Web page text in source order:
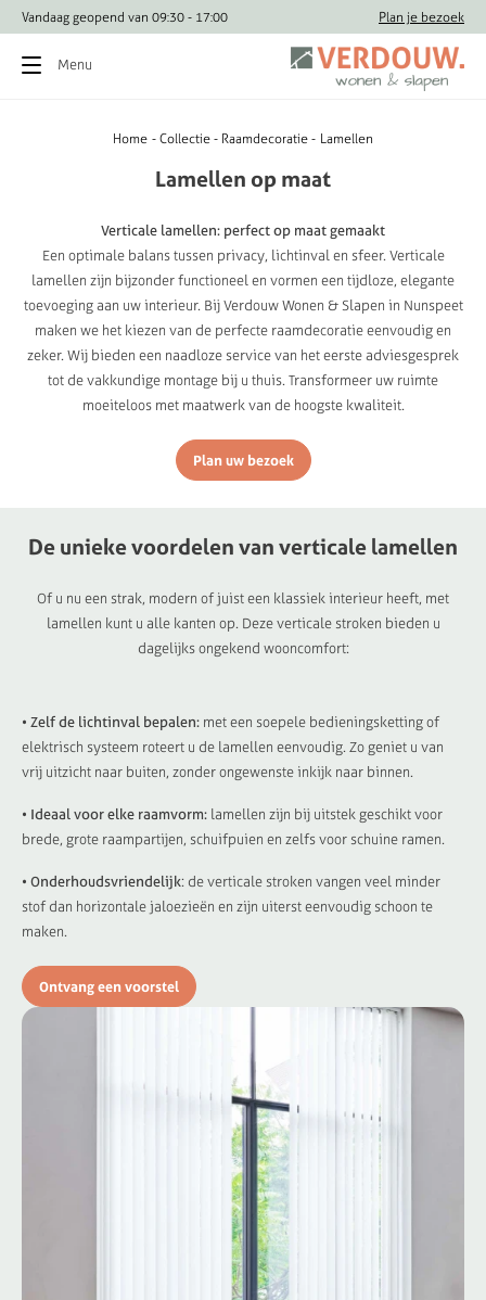
Vandaag geopend van 09:30 - 17:00 Vragen? Bel direct:
Plan je bezoek
Menu
Home Collectie Raamdecoratie Lamellen
Lamellen op maat
Verticale lamellen: perfect op maat gemaakt
Een optimale balans tussen privacy, lichtinval en sfeer. Verticale
lamellen zijn bijzonder functioneel en vormen een tijdloze, elegante
toevoeging aan uw interieur. Bij Verdouw Wonen & Slapen in Nunspeet
maken we het kiezen van de perfecte raamdecoratie eenvoudig en
zeker. Wij bieden een naadloze service van het eerste adviesgesprek
tot de vakkundige montage bij u thuis. Transformeer uw ruimte
moeiteloos met maatwerk van de hoogste kwaliteit.
Plan uw bezoek
De uniekevoordelen van verticale lamellen
Of u nu een strak, modern of juist een klassiek interieur heeft, met
lamellen kunt u alle kanten op. Deze verticale stroken bieden u
dagelijks ongekend wooncomfort:
• Zelf de lichtinval bepalen: met een soepele bedieningsketting of
elektrisch systeem roteert u de lamellen eenvoudig. Zo geniet u van
vrij uitzicht naar buiten, zonder ongewenste inkijk naar binnen.
• Ideaal voor elke raamvorm: lamellen zijn bij uitstek geschikt voor
brede, grote raampartijen, schuifpuien en zelfs voor schuine ramen.
• Onderhoudsvriendelijk: de verticale stroken vangen veel minder
stof dan horizontale jaloezieën en zijn uiterst eenvoudig schoon te
maken.
Ontvang een voorstel